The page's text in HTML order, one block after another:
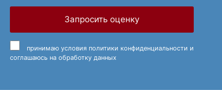
Запросить оценку
принимаю условия политики конфиденциальности и
соглашаюсь на обработку данных